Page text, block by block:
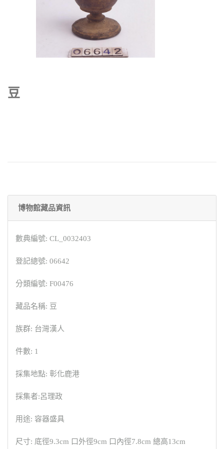
豆
博物館藏品資訊
數典編號: CL_0032403
登記總號: 06642
分類編號: F00476
藏品名稱: 豆
族群: 台灣漢人
件數: 1
採集地點: 彰化鹿港
採集者:呂理政
用途: 容器盛具
尺寸: 底徑9.3cm 口外徑9cm 口內徑7.8cm 總高13cm